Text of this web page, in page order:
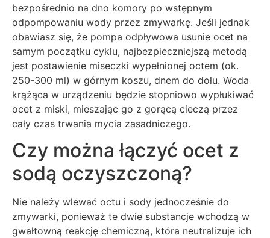
bezpośrednio na dno komory po wstępnym
odpompowaniu wody przez zmywarkę. Jeśli jednak
obawiasz się, że pompa odpływowa usunie ocet na
samym początku cyklu, najbezpieczniejszą metodą
jest postawienie miseczki wypełnionej octem (ok.
250-300 ml) w górnym koszu, dnem do dołu. Woda
krążąca w urządzeniu będzie stopniowo wypłukiwać
ocet z miski, mieszając go z gorącą cieczą przez
cały czas trwania mycia zasadniczego.
Czy można łączyć ocet z
sodą oczyszczoną?
Nie należy wlewać octu i sody jednocześnie do
zmywarki, ponieważ te dwie substancje wchodzą w
gwałtowną reakcję chemiczną, która neutralizuje ich